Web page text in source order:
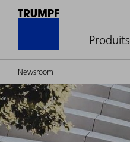
Produits
Newsroom